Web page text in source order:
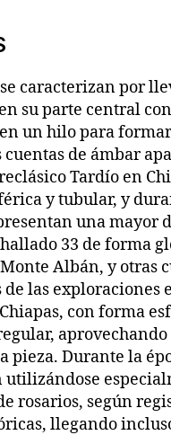
caracterizan por
su parte central
un hilo para
cuentas de ámbar
Tardío en
y tubular, y
una mayor
33 de forma
Albán, y otras
las exploraciones
con forma
pieza. Durante la
rosarios, según
llegando